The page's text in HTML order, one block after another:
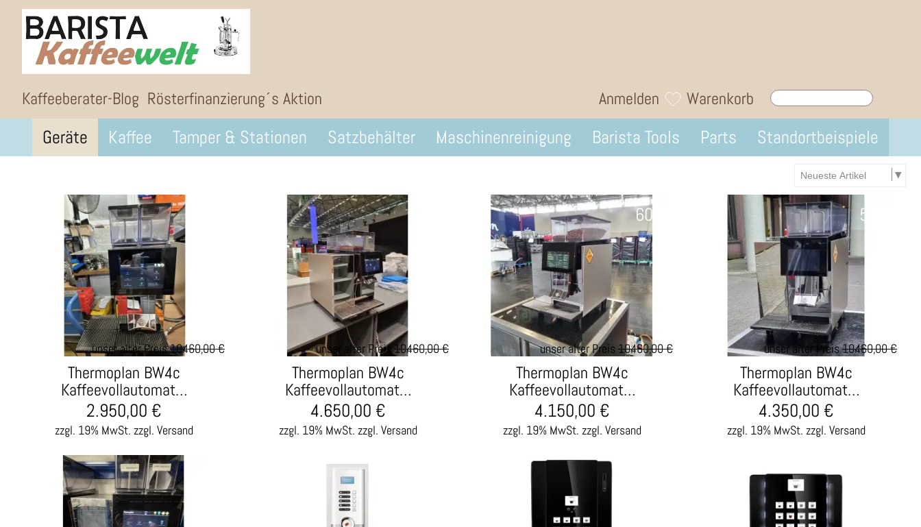
Kaffeeberater-Blog Rösterfinanzierung´s Aktion Anmelden Warenkorb
Geräte Kaffee Tamper & Stationen Satzbehälter Maschinenreinigung Barista Tools Parts Standortbeispiele
unser alter Preis10.460,00 €
Thermoplan BW4c
Kaffeevollautomat…
zzgl. 19% MwSt. zzgl. Versand
2.950,00 €
unser alter Preis10.460,00 €
Thermoplan BW4c
Kaffeevollautomat…
zzgl. 19% MwSt. zzgl. Versand
4.650,00 €
unser alter Preis 10.460,00 €
Thermoplan BW4c
Kaffeevollautomat…
zzgl. 19% MwSt. zzgl. Versand
4.150,00 €
60%
unser alter Preis10.460,00 €
Thermoplan BW4c
Kaffeevollautomat…
zzgl. 19% MwSt. zzgl. Versand
4.350,00 €
58%